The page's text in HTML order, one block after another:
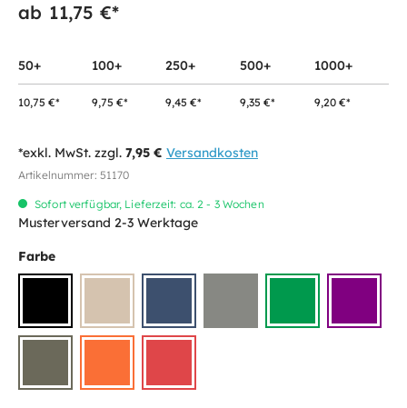
ab 11,75 €*
50+ 100+ 250+ 500+ 1000+
10,75 €* 9,75 €* 9,45 €* 9,35 €* 9,20 €*
*exkl. MwSt. zzgl. 7,95 € Versandkosten
Artikelnummer: 51170
Sofort verfügbar, Lieferzeit: ca. 2 - 3 Wochen
Musterversand 2-3 Werktage
Farbe